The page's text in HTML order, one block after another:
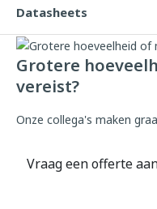
Datasheets
Grotere
vereist?
Onze collega's maken
Vraag een offerte